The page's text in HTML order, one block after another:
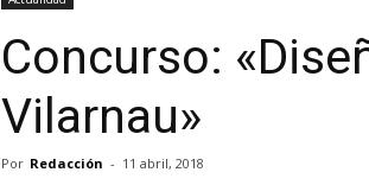
Concurso:
Vilarnau»
Por Redacción - 11 abril, 2018